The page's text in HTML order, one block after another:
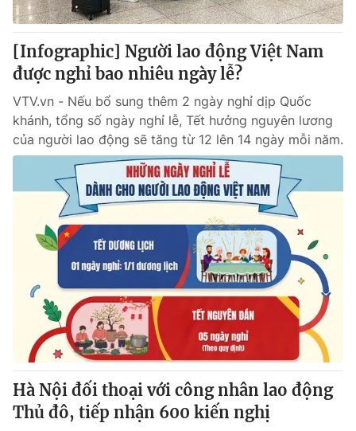
® Cấm sao chép dưới mọi hình thức nếu không có sự chấp
thuận bằng văn bản. Ghi rõ nguồn VTV.vn khi phát hành lại
thông tin từ website này.
[Infographic] Người lao động Việt Nam
được nghỉ bao nhiêu ngày lễ?
VTV.vn - Nếu bổ sung thêm 2 ngày nghỉ dịp Quốc
khánh, tổng số ngày nghỉ lễ, Tết hưởng nguyên lương
của người lao động sẽ tăng từ 12 lên 14 ngày mỗi năm.
Hà Nội đối thoại với công nhân lao động
Thủ đô, tiếp nhận 600 kiến nghị